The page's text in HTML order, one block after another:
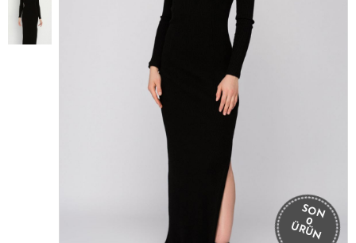
SON
0
ÜRÜN